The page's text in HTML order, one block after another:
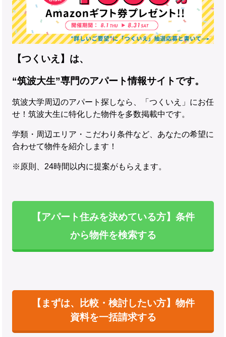
【つくいえ】は、
“筑波大生”専門のアパート情報サイトです。
筑波大学周辺のアパート探しなら、「つくいえ」にお任
せ！筑波大生に特化した物件を多数掲載中です。
学類・周辺エリア・こだわり条件など、あなたの希望に
合わせて物件を紹介します！
※原則、24時間以内に提案がもらえます。
【アパート住みを決めている方】条件
から物件を検索する
【まずは、比較・検討したい方】物件
資料を一括請求する